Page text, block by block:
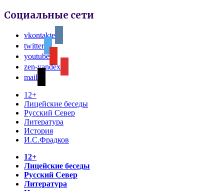
Социальные сети
vkontakte
twitter
youtube
zen-yandex
mail
12+
Лицейские беседы
Русский Север
Литература
История
И.С.Фрадков
12+
Лицейские беседы
Русский Север
Литература